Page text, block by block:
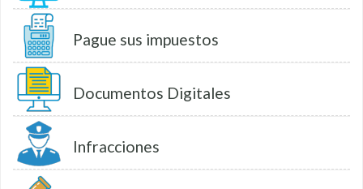
Pague sus impuestos
Documentos Digitales
Infracciones